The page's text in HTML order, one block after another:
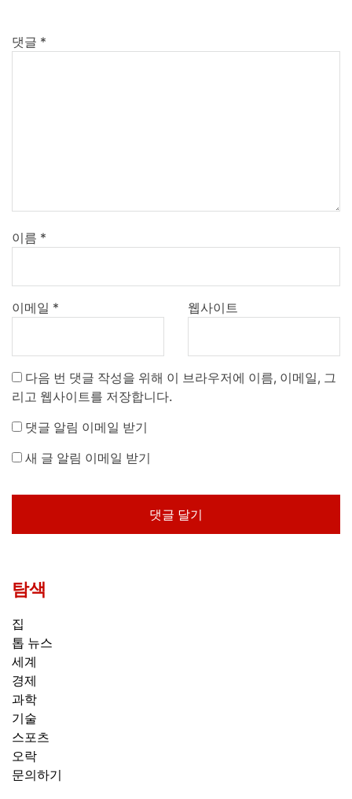
댓글 *
이름 *
이메일 * 웹사이트
다음 번 댓글 작성을 위해 이 브라우저에 이름, 이메일, 그
리고 웹사이트를 저장합니다.
댓글 알림 이메일 받기
새 글 알림 이메일 받기
탐색
집
톱 뉴스
세계
경제
과학
기술
스포츠
오락
문의하기